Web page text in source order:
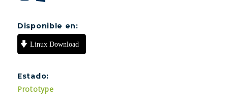
Disponible en:
Estado:
Prototype